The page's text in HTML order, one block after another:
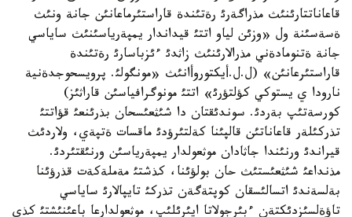
قاعاناتتارئنئث مذراگةرئ رةتئندة قاراستئرماعانئن جانة ونئث
ةسةسئنة ول «وزئن لياو اتتئ قيداندار يمپةرياسئنئث ساياسي
جانة ةتنومادةني مذرالارئنئث زاثدئ ءئزباسارئ رةتئندة
قاراستئرعانئن» (ل.ل.أيكتوروأانئث «مونگولئ. پرويسحوجدةنية
نارودا ي يستوكي كؤلتؤرئ» اتتئ مونوگرافياسئن قاراثئز)
كورسةتئپ بةردئ. سوندئقتان دا شئثعئسحان بذرئنعئ قؤاتتئ
تذركئلةر قاعاناتئن قالپئنا كةلتئرؤدئ ماقسات ةتپةي، ولاردئث
قيراندئ ورنئندا جاثادان موثعولدار يمپةرياسئن ورنئقتئردئ.
مذنداعئ شئثعئستئث حان بولؤئنا، كذشتئ مةملةكةت قذرؤئنا
بةلسةندئ اتسالئسقان كوپتةگةن تذركئ تايپالارئ ساياسي
تاؤةلسئزدئكتةن ءبئرجولاتا ايئرئلئپ، موثعولدارعا باعئنئشتئ كذي